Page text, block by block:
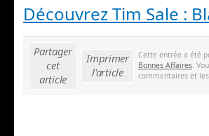
Découvrez Tim Sale :
Partager
cet
article
Imprimer
l'article
Cette entrée a été
Bonnes Affaires.
commentaires et